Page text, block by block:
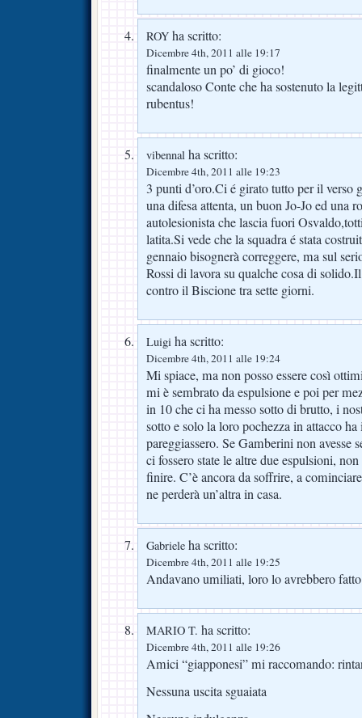
ROY ha scritto:
Dicembre 4th, 2011 alle 19:17
finalmente un po’ di gioco!
scandaloso Conte che ha sostenuto la
rubentus!
vibennal ha scritto:
Dicembre 4th, 2011 alle 19:23
3 punti d’oro.Ci é girato tutto per il verso
una difesa attenta, un buon Jo-Jo ed una
autolesionista che lascia fuori
latita.Si vede che la squadra é stata
gennaio bisognerà correggere, ma sul
Rossi di lavora su qualche cosa di
contro il Biscione tra sette giorni.
Luigi ha scritto:
Dicembre 4th, 2011 alle 19:24
Mi spiace, ma non posso essere così
mi è sembrato da espulsione e poi per
in 10 che ci ha messo sotto di brutto, i
sotto e solo la loro pochezza in attacco
pareggiassero. Se Gamberini non avesse
ci fossero state le altre due espulsioni,
finire. C’è ancora da soffrire, a
ne perderà un’altra in casa.
Gabriele ha scritto:
Dicembre 4th, 2011 alle 19:25
Andavano umiliati, loro lo avrebbero
MARIO T. ha scritto:
Dicembre 4th, 2011 alle 19:26
Amici “giapponesi” mi raccomando:
Nessuna uscita sguaiata